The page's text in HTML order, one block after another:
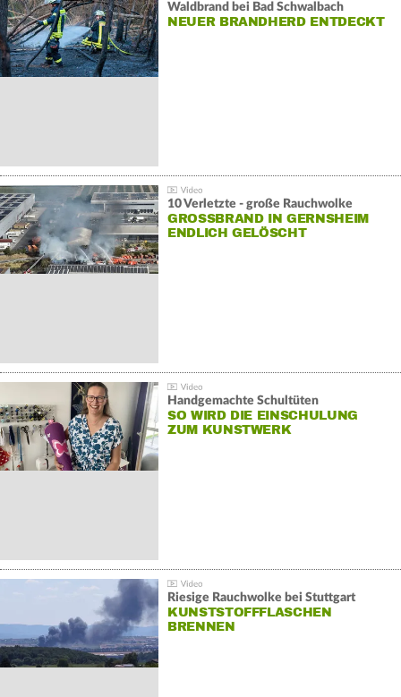
Waldbrand bei Bad Schwalbach
NEUER BRANDHERD ENTDECKT
10 Verletzte - große Rauchwolke
GROSSBRAND IN GERNSHEIM E
NDLICH GELÖSCHT
Handgemachte Schultüten
SO WIRD DIE EINSCHULUNG
ZUM KUNSTWERK
Riesige Rauchwolke bei Stuttgart
KUNSTSTOFFFLASCHEN
BRENNEN